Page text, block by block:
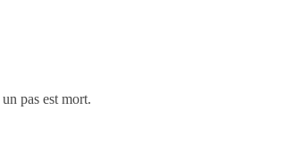
pas est mort.